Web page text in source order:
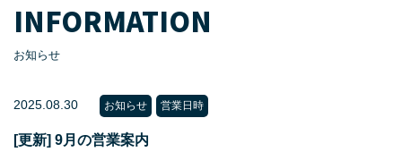
INFORMATION
お知らせ
2025.08.30 お知らせ 営業日時
[更新] 9月の営業案内